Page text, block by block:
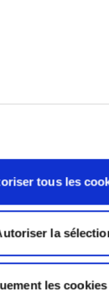
tous les
la
les